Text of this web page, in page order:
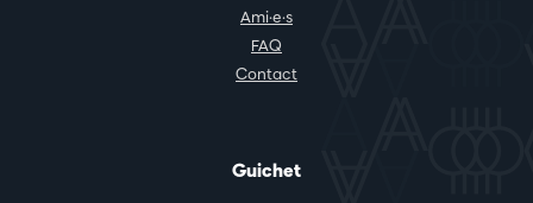
Ami·e·s
FAQ
Contact
Guichet